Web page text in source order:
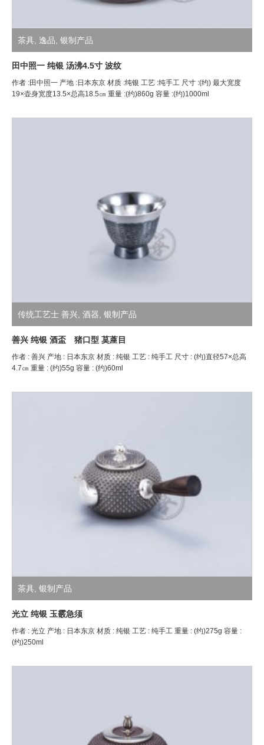
茶具 逸品 银制产品
田中照一 纯银 汤沸4.5寸 波纹
作者 :田中照一 产地 :日本东京 材质 :纯银 工艺 :纯手工 尺寸 :(约) 最大宽度
19×壶身宽度13.5×总高18.5㎝ 重量 :(约)860g 容量 :(约)1000ml
传统工艺士 善兴 酒器 银制产品
善兴 纯银 酒盃 猪口型 茣蓙目
作者 : 善兴 产地 : 日本东京 材质 : 纯银 工艺 : 纯手工 尺寸 : (约)直径57×总高
4.7㎝ 重量 : (约)55g 容量 : (约)60ml
茶具 银制产品
光立 纯银 玉霰急须
作者 : 光立 产地 : 日本东京 材质 : 纯银 工艺 : 纯手工 重量 : (约)275g 容量 :
(约)250ml